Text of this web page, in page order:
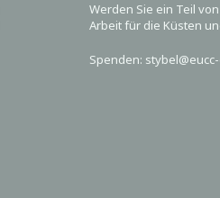
Werden Sie ein Teil
Arbeit für die Küsten
Spenden: